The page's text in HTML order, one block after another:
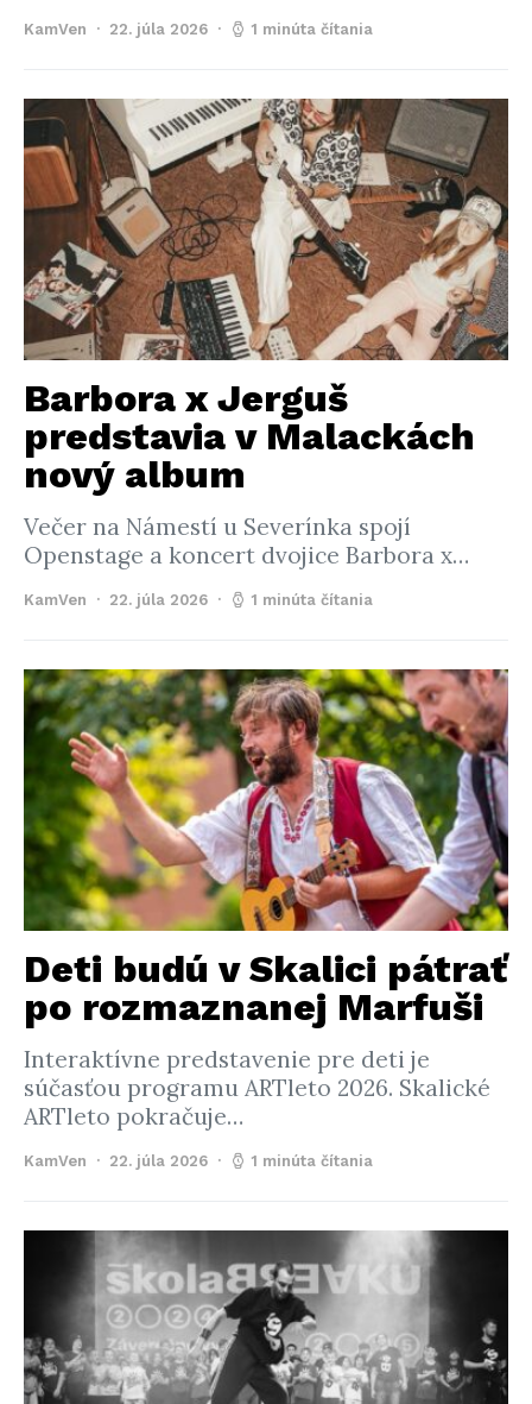
KamVen 22. júla 2026 1 minúta čítania
Barbora x Jerguš
predstavia v Malackách
nový album
Večer na Námestí u Severínka spojí
Openstage a koncert dvojice Barbora x…
KamVen 22. júla 2026 1 minúta čítania
Deti budú v Skalici pátrať
po rozmaznanej Marfuši
Interaktívne predstavenie pre deti je
súčasťou programu ARTleto 2026. Skalické
ARTleto pokračuje…
KamVen 22. júla 2026 1 minúta čítania